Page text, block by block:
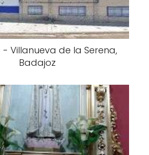
Villanueva de la Serena,
Badajoz